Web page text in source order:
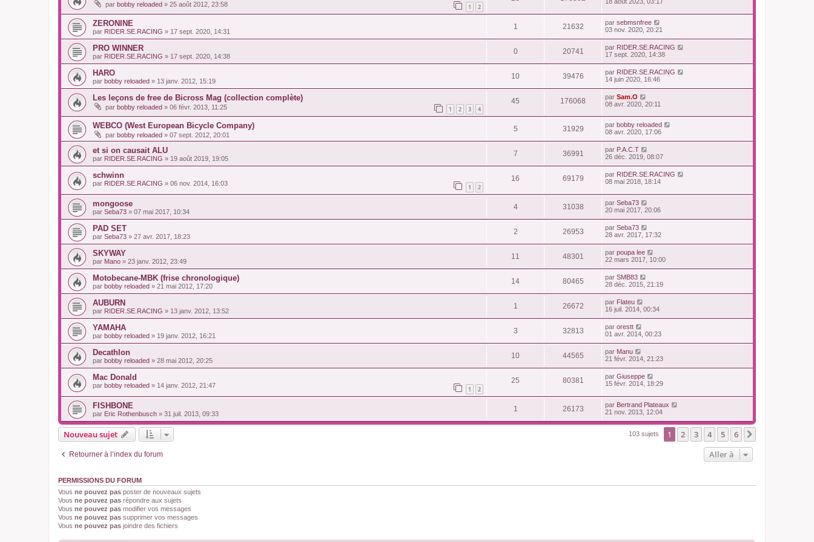
par bobby reloaded » 25 août 2012, 23:58 1 2
ZERONINE
par RIDER.SE.RACING » 17 sept. 2020, 14:31
1 21632 par sebmsnfree
03 nov. 2020, 20:21
PRO WINNER
par RIDER.SE.RACING » 17 sept. 2020, 14:38
0 20741 par RIDER.SE.RACING
17 sept. 2020, 14:38
HARO
par bobby reloaded » 13 janv. 2012, 15:19
10 39476 par RIDER.SE.RACING
14 juin 2020, 16:46
Les leçons de free de Bicross Mag (collection complète)
par bobby reloaded » 06 févr. 2013, 11:25 1 2 3 4
45 176068 par Sam.O
08 avr. 2020, 20:11
WEBCO (West European Bicycle Company)
par bobby reloaded » 07 sept. 2012, 20:01
5 31929 par bobby reloaded
08 avr. 2020, 17:06
et si on causait ALU
par RIDER.SE.RACING » 19 août 2019, 19:05
7 36991 par P.A.C.T
26 déc. 2019, 08:07
schwinn
par RIDER.SE.RACING » 06 nov. 2014, 16:03 1 2
16 69179 par RIDER.SE.RACING
08 mai 2018, 18:14
mongoose
par Seba73 » 07 mai 2017, 10:34
4 31038 par Seba73
20 mai 2017, 20:06
PAD SET
par Seba73 » 27 avr. 2017, 18:23
2 26953 par Seba73
28 avr. 2017, 17:32
SKYWAY
par Mano » 23 janv. 2012, 23:49
11 48301 par poupa lee
22 mars 2017, 10:00
Motobecane-MBK (frise chronologique)
par bobby reloaded » 21 mai 2012, 17:20
14 80465 par SMB83
28 déc. 2015, 21:19
AUBURN
par RIDER.SE.RACING » 13 janv. 2012, 13:52
1 26672 par Flateu
16 juil. 2014, 00:34
YAMAHA
par bobby reloaded » 19 janv. 2012, 16:21
3 32813 par orestt
01 avr. 2014, 00:23
Decathlon
par bobby reloaded » 28 mai 2012, 20:25
10 44565 par Manu
21 févr. 2014, 21:23
Mac Donald
par bobby reloaded » 14 janv. 2012, 21:47 1 2
25 80381 par Giuseppe
15 févr. 2014, 18:29
FISHBONE
par Eric Rothenbusch » 31 juil. 2013, 09:33
1 26173 par Bertrand Plateaux
21 nov. 2013, 12:04
Nouveau sujet 103 sujets 1 2 3 4 5 6
Retourner à l’index du forum Aller à
PERMISSIONS DU FORUM
Vous ne pouvez pas poster de nouveaux sujets
Vous ne pouvez pas répondre aux sujets
Vous ne pouvez pas modifier vos messages
Vous ne pouvez pas supprimer vos messages
Vous ne pouvez pas joindre des fichiers